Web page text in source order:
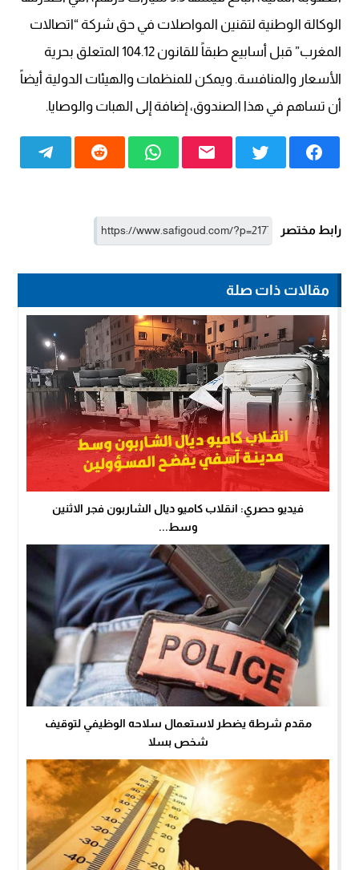
الوكالة الوطنية لتقنين المواصلات في حق شركة “اتصالات
المغرب” قبل أسابيع طبقاً للقانون 104.12 المتعلق بحرية
الأسعار والمنافسة. ويمكن للمنظمات والهيئات الدولية أيضاً
أن تساهم في هذا الصندوق، إضافة إلى الهبات والوصايا.
رابط مختصر
مقالات ذات صلة
فيديو حصري: انقلاب كاميو ديال الشاربون فجر الاثنين
وسط...
مقدم شرطة يضطر لاستعمال سلاحه الوظيفي لتوقيف
شخص بسلا